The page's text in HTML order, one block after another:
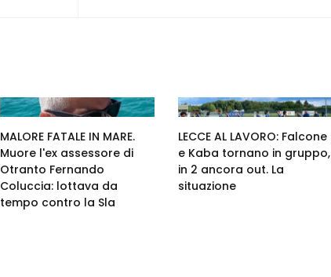
MALORE FATALE IN MARE.
Muore l'ex assessore di
Otranto Fernando
Coluccia: lottava da
tempo contro la Sla
LECCE AL LAVORO: Falcone
e Kaba tornano in gruppo,
in 2 ancora out. La
situazione